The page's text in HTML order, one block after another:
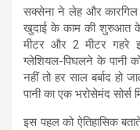
सक्सेना ने लेह और कारगिल
खुदाई के काम की शुरुआत के
मीटर और 2 मीटर गहरे
ग्लेशियल-पिघलने के पानी
नहीं तो हर साल बर्बाद हो
पानी का एक भरोसेमंद सोर्स
इस पहल को ऐतिहासिक